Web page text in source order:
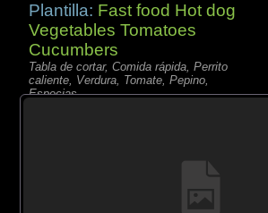
Plantilla: Fast food Hot dog
Vegetables Tomatoes
Cucumbers
Tabla de cortar, Comida rápida, Perrito
caliente, Verdura, Tomate, Pepino,
Especias,